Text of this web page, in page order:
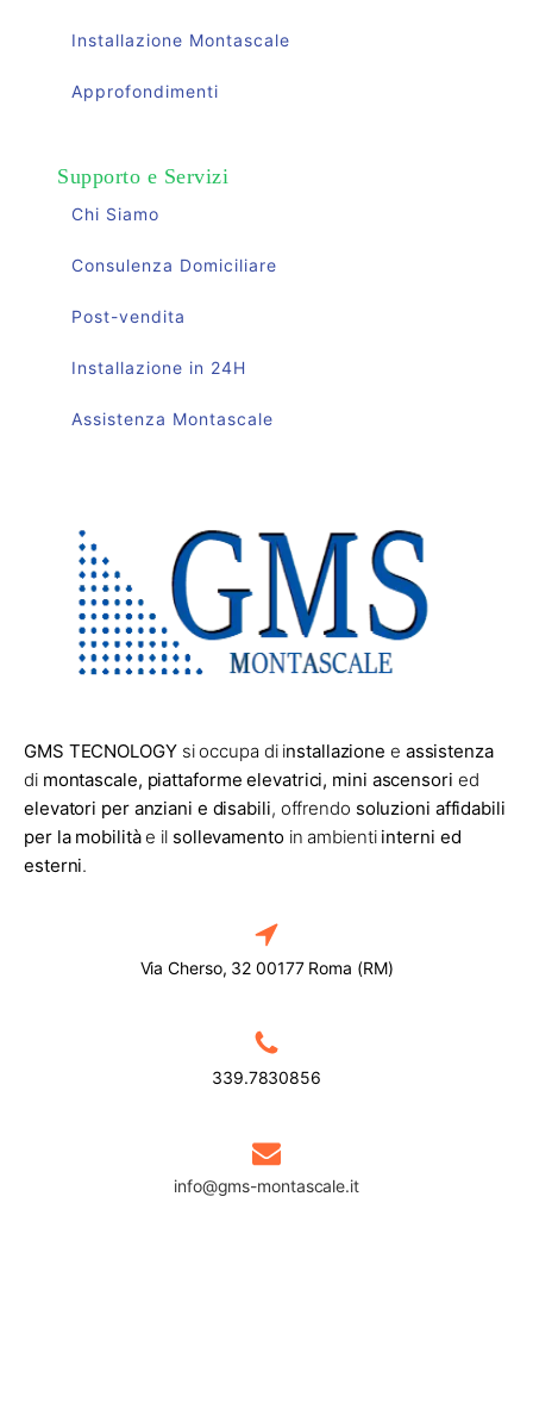
Installazione Montascale
Approfondimenti
Supporto e Servizi
Chi Siamo
Consulenza Domiciliare
Post-vendita
Installazione in 24H
Assistenza Montascale
GMS TECNOLOGYsi occupa di installazione e assistenza
di montascale, piattaforme elevatrici, mini ascensori ed
elevatori per anziani e disabili, offrendo soluzioni affidabili
per la mobilitàe il sollevamento in ambienti interni ed
esterni.
Via Cherso, 32 00177 Roma (RM)
339.7830856
info@gms-montascale.it